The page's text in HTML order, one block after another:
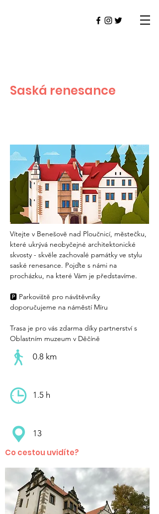
Saská renesance
Vítejte v Benešově nad Ploučnicí, městečku,
které ukrývá neobyčejné architektonické
skvosty - skvěle zachovalé památky ve stylu
saské renesance. Pojďte s námi na
procházku, na které Vám je představíme.
🅿️ Parkoviště pro návštěvníky
doporučujeme na náměstí Míru
Trasa je pro vás zdarma díky partnerství s
Oblastním muzeum v Děčíně
0.8 km
1.5 h
13
Co cestou uvidíte?